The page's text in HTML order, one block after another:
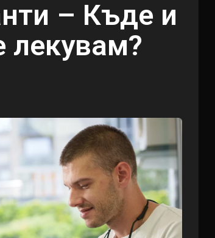
– Къде и
лекувам?